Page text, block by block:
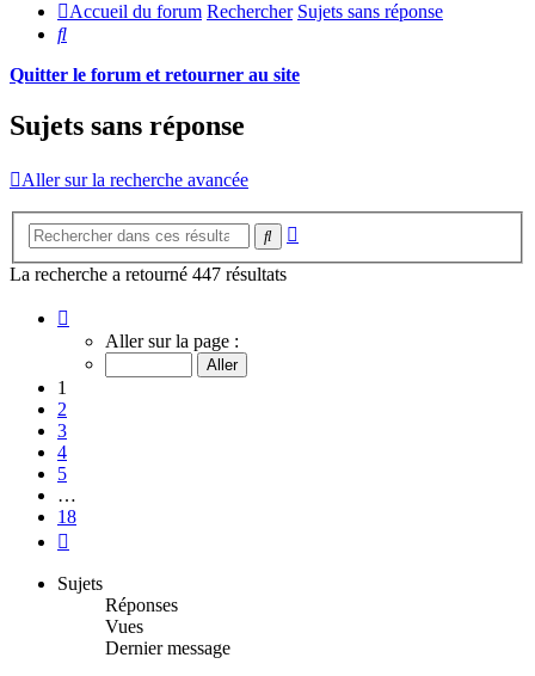
Accueil du forum Rechercher Sujets sans réponse
Rechercher
Quitter le forum et retourner au site
Sujets sans réponse
Aller sur la recherche avancée
Rechercher
La recherche a retourné 447 résultats
sur
Aller sur la page :
1
2
3
4
5
…
18
Sujets
Réponses
Vues
Dernier message